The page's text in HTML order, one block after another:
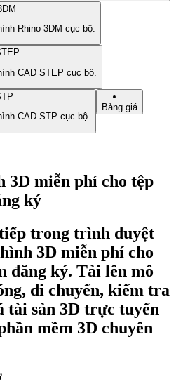
Rhino 3DM cục bộ.
CAD STEP cục bộ.
CAD STP cục bộ.
Bảng giá
3D miễn phí cho tệp
ký
trong trình duyệt
3D miễn phí cho
đăng ký. Tải lên mô
di chuyển, kiểm tra
tài sản 3D trực tuyến
mềm 3D chuyên